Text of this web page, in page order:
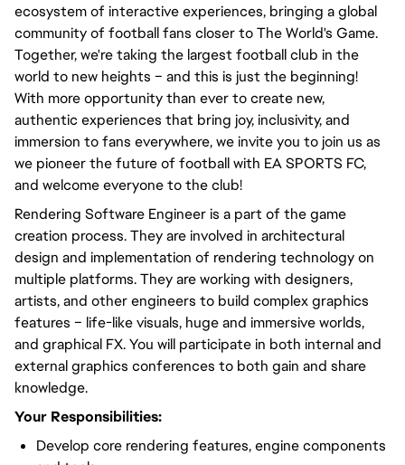
ecosystem of interactive experiences, bringing a global
community of football fans closer to The World's Game.
Together, we're taking the largest football club in the
world to new heights – and this is just the beginning!
With more opportunity than ever to create new,
authentic experiences that bring joy, inclusivity, and
immersion to fans everywhere, we invite you to join us as
we pioneer the future of football with EA SPORTS FC,
and welcome everyone to the club!
Rendering Software Engineer is a part of the game
creation process. They are involved in architectural
design and implementation of rendering technology on
multiple platforms. They are working with designers,
artists, and other engineers to build complex graphics
features – life-like visuals, huge and immersive worlds,
and graphical FX. You will participate in both internal and
external graphics conferences to both gain and share
knowledge.
Your Responsibilities:
Develop core rendering features, engine components